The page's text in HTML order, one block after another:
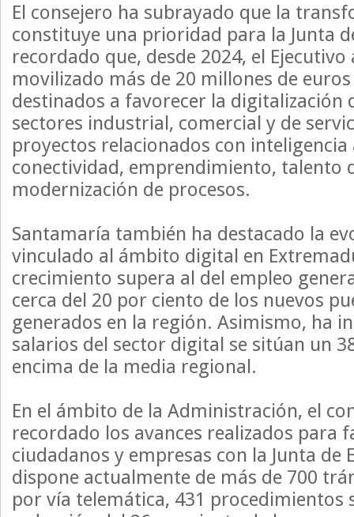
El consejero ha subrayado que la
constituye una prioridad para la Junta
recordado que, desde 2024, el
movilizado más de 20 millones de
destinados a favorecer la digitalización
sectores industrial, comercial y de
proyectos relacionados con
conectividad, emprendimiento, talento
modernización de procesos.
Santamaría también ha destacado la
vinculado al ámbito digital en
crecimiento supera al del empleo
cerca del 20 por ciento de los nuevos
generados en la región. Asimismo, ha
salarios del sector digital se sitúan un
encima de la media regional.
En el ámbito de la Administración, el
recordado los avances realizados para
ciudadanos y empresas con la Junta de
dispone actualmente de más de 700
por vía telemática, 431 procedimientos